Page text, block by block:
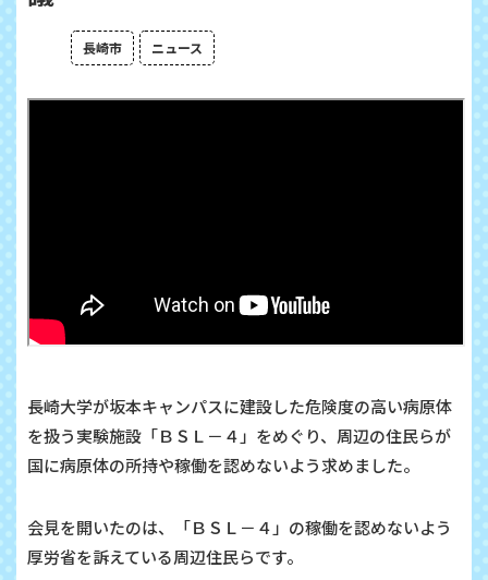
長崎市 ニュース
長崎大学が坂本キャンパスに建設した危険度の高い病原体
を扱う実験施設「ＢＳＬ－４」をめぐり、周辺の住民らが
国に病原体の所持や稼働を認めないよう求めました。
会見を開いたのは、「ＢＳＬ－４」の稼働を認めないよう
厚労省を訴えている周辺住民らです。